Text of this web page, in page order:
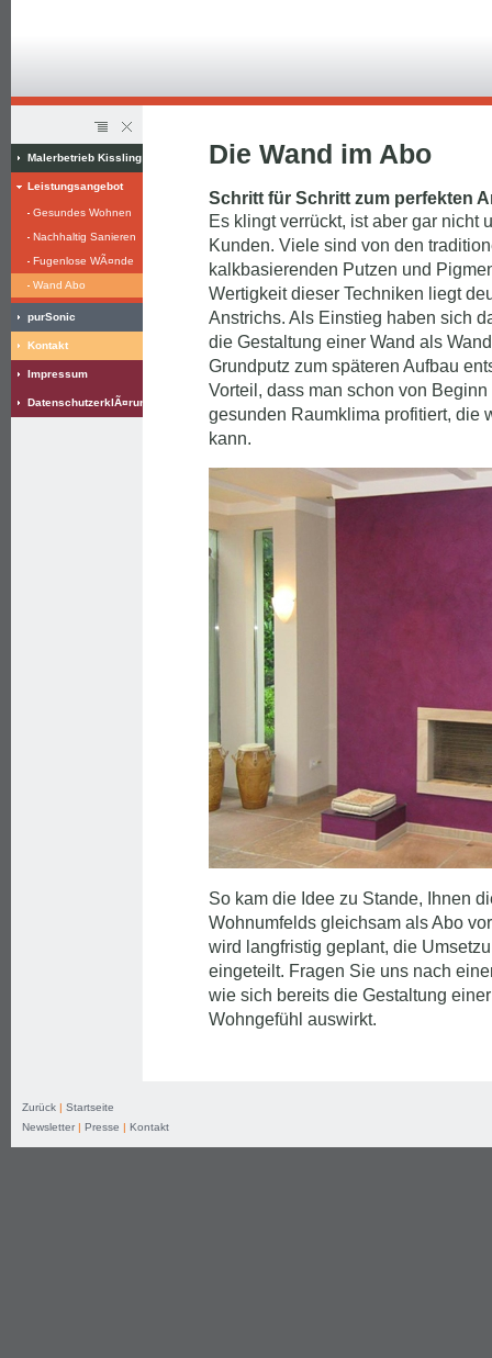
Malerbetrieb Kissling
Leistungsangebot
Gesundes Wohnen
Nachhaltig Sanieren
Fugenlose WÃ¤nde
Wand Abo
purSonic
Kontakt
Impressum
DatenschutzerklÃ¤rung
Die Wand im Abo
Schritt für Schritt zum perfekten
Es klingt verrückt, ist aber gar nicht
Kunden. Viele sind von den
kalkbasierenden Putzen und
Wertigkeit dieser Techniken liegt
Anstrichs. Als Einstieg haben sich
die Gestaltung einer Wand als
Grundputz zum späteren Aufbau
Vorteil, dass man schon von
gesunden Raumklima profitiert, die
kann.
So kam die Idee zu Stande, Ihnen
Wohnumfelds gleichsam als Abo
wird langfristig geplant, die
eingeteilt. Fragen Sie uns nach
wie sich bereits die Gestaltung
Wohngefühl auswirkt.
Zurück | Startseite
Newsletter | Presse | Kontakt